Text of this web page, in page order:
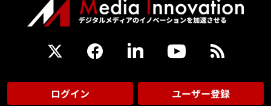
ログイン ユーザー登録